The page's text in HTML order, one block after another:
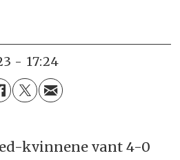
- 17:24
kvinnene vant 4-0